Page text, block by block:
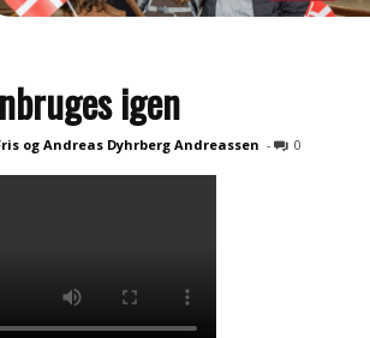
igen
og Andreas Dyhrberg Andreassen - 0